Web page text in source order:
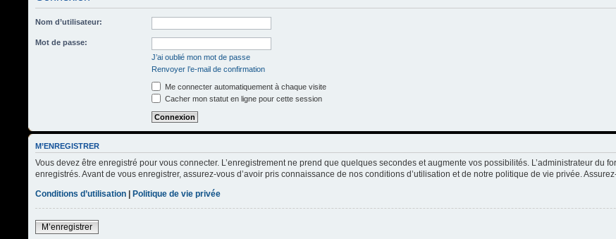
Nom d’utilisateur:
Mot de passe:
J’ai oublié mon mot de passe
Renvoyer l’e-mail de confirmation
Me connecter automatiquement à chaque visite
Cacher mon statut en ligne pour cette session
M’ENREGISTRER
Vous devez être enregistré pour vous connecter. L’enregistrement ne prend que quelques secondes et augmente vos possibilités. L’administrateur
enregistrés. Avant de vous enregistrer, assurez-vous d’avoir pris connaissance de nos conditions d’utilisation et de notre politique de vie privée.
Conditions d’utilisation | Politique de vie privée
M’enregistrer